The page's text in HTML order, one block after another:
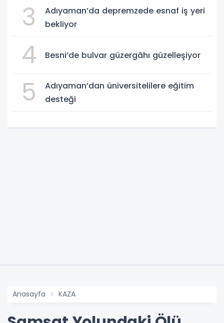
3
Adıyaman’da depremzede esnaf iş yeri
bekliyor
4 Besni’de bulvar güzergâhı güzelleşiyor
5
Adıyaman’dan üniversitelilere eğitim
desteği
Anasayfa KAZA